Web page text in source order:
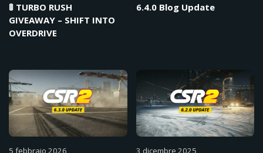
🚦 TURBO RUSH
GIVEAWAY – SHIFT INTO
OVERDRIVE
6.4.0 Blog Update
5 febbraio 2026 3 dicembre 2025